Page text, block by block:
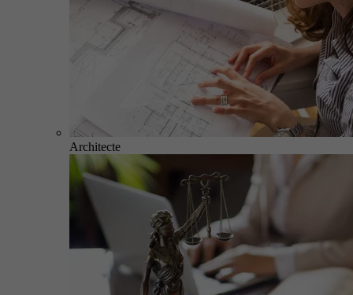
Architecte